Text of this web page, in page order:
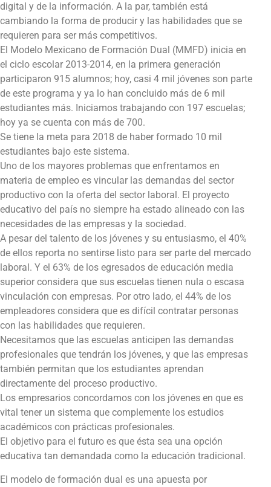
digital y de la información. A la par, también está
cambiando la forma de producir y las habilidades que se
requieren para ser más competitivos.
El Modelo Mexicano de Formación Dual (MMFD) inicia en
el ciclo escolar 2013-2014, en la primera generación
participaron 915 alumnos; hoy, casi 4 mil jóvenes son parte
de este programa y ya lo han concluido más de 6 mil
estudiantes más. Iniciamos trabajando con 197 escuelas;
hoy ya se cuenta con más de 700.
Se tiene la meta para 2018 de haber formado 10 mil
estudiantes bajo este sistema.
Uno de los mayores problemas que enfrentamos en
materia de empleo es vincular las demandas del sector
productivo con la oferta del sector laboral. El proyecto
educativo del país no siempre ha estado alineado con las
necesidades de las empresas y la sociedad.
A pesar del talento de los jóvenes y su entusiasmo, el 40%
de ellos reporta no sentirse listo para ser parte del mercado
laboral. Y el 63% de los egresados de educación media
superior considera que sus escuelas tienen nula o escasa
vinculación con empresas. Por otro lado, el 44% de los
empleadores considera que es difícil contratar personas
con las habilidades que requieren.
Necesitamos que las escuelas anticipen las demandas
profesionales que tendrán los jóvenes, y que las empresas
también permitan que los estudiantes aprendan
directamente del proceso productivo.
Los empresarios concordamos con los jóvenes en que es
vital tener un sistema que complemente los estudios
académicos con prácticas profesionales.
El objetivo para el futuro es que ésta sea una opción
educativa tan demandada como la educación tradicional.
El modelo de formación dual es una apuesta por